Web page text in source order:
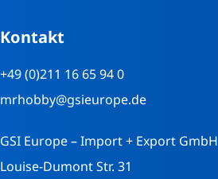
Kontakt
+49 (0)211 16 65 94 0
mrhobby@gsieurope.de
GSI Europe – Import + Export GmbH
Louise-Dumont Str. 31